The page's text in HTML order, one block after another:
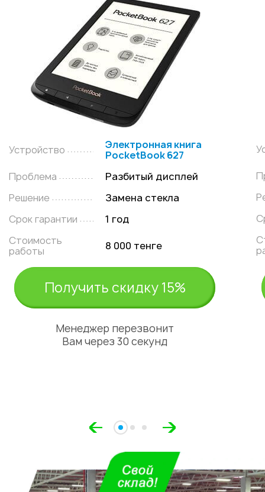
Устройство
Электронная книга
PocketBook 627
Проблема
Разбитый дисплей
Решение
Замена стекла
Срок гарантии
1 год
Стоимость
работы
8 000 тенге
Получить скидку 15%
Менеджер перезвонит
Вам через 30 секунд